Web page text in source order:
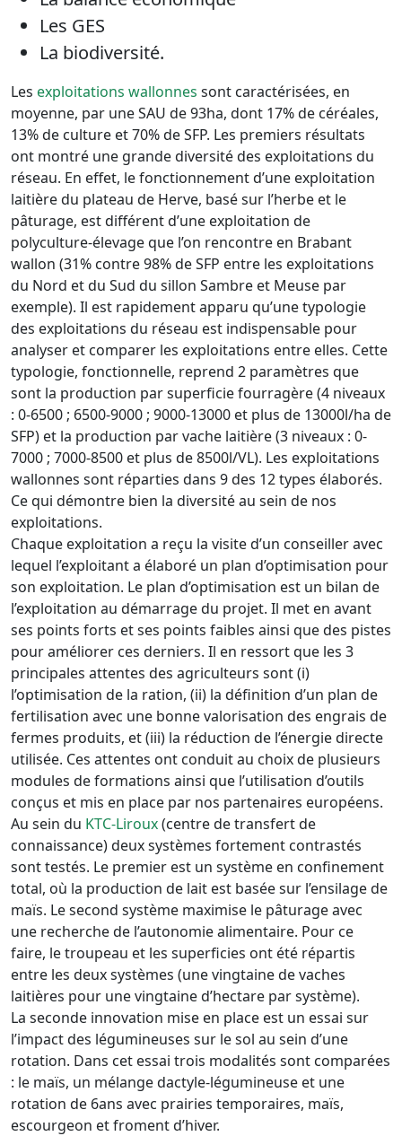
Les GES
La biodiversité.
Les exploitations wallonnes sont caractérisées, en
moyenne, par une SAU de 93ha, dont 17% de céréales,
13% de culture et 70% de SFP. Les premiers résultats
ont montré une grande diversité des exploitations du
réseau. En effet, le fonctionnement d’une exploitation
laitière du plateau de Herve, basé sur l’herbe et le
pâturage, est différent d’une exploitation de
polyculture-élevage que l’on rencontre en Brabant
wallon (31% contre 98% de SFP entre les exploitations
du Nord et du Sud du sillon Sambre et Meuse par
exemple). Il est rapidement apparu qu’une typologie
des exploitations du réseau est indispensable pour
analyser et comparer les exploitations entre elles. Cette
typologie, fonctionnelle, reprend 2 paramètres que
sont la production par superficie fourragère (4 niveaux
: 0-6500 ; 6500-9000 ; 9000-13000 et plus de 13000l/ha de
SFP) et la production par vache laitière (3 niveaux : 0-
7000 ; 7000-8500 et plus de 8500l/VL). Les exploitations
wallonnes sont réparties dans 9 des 12 types élaborés.
Ce qui démontre bien la diversité au sein de nos
exploitations.
Chaque exploitation a reçu la visite d’un conseiller avec
lequel l’exploitant a élaboré un plan d’optimisation pour
son exploitation. Le plan d’optimisation est un bilan de
l’exploitation au démarrage du projet. Il met en avant
ses points forts et ses points faibles ainsi que des pistes
pour améliorer ces derniers. Il en ressort que les 3
principales attentes des agriculteurs sont (i)
l’optimisation de la ration, (ii) la définition d’un plan de
fertilisation avec une bonne valorisation des engrais de
fermes produits, et (iii) la réduction de l’énergie directe
utilisée. Ces attentes ont conduit au choix de plusieurs
modules de formations ainsi que l’utilisation d’outils
conçus et mis en place par nos partenaires européens.
Au sein du KTC-Liroux(centre de transfert de
connaissance) deux systèmes fortement contrastés
sont testés. Le premier est un système en confinement
total, où la production de lait est basée sur l’ensilage de
maïs. Le second système maximise le pâturage avec
une recherche de l’autonomie alimentaire. Pour ce
faire, le troupeau et les superficies ont été répartis
entre les deux systèmes (une vingtaine de vaches
laitières pour une vingtaine d’hectare par système).
La seconde innovation mise en place est un essai sur
l’impact des légumineuses sur le sol au sein d’une
rotation. Dans cet essai trois modalités sont comparées
: le maïs, un mélange dactyle-légumineuse et une
rotation de 6ans avec prairies temporaires, maïs,
escourgeon et froment d’hiver.